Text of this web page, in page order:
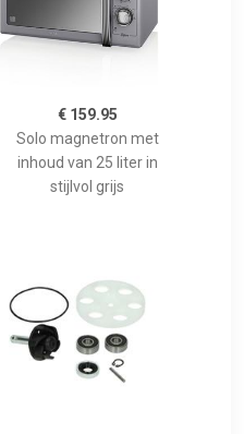
€ 159.95
Solo magnetron met
inhoud van 25 liter in
stijlvol grijs